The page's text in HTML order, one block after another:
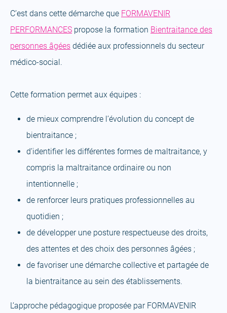
C’est dans cette démarche que FORMAVENIR
PERFORMANCES(open
a
propose la formation Bientraitance des
personnes âgées(open
tab)
dédiée aux professionnels du secteur
médico-social.
Cette formation permet aux équipes :
de mieux comprendre l’évolution du concept de
bientraitance ;
d’identifier les différentes formes de maltraitance, y
compris la maltraitance ordinaire ou non
intentionnelle ;
de renforcer leurs pratiques professionnelles au
quotidien ;
de développer une posture respectueuse des droits,
des attentes et des choix des personnes âgées ;
de favoriser une démarche collective et partagée de
la bientraitance au sein des établissements.
L’approche pédagogique proposée par FORMAVENIR